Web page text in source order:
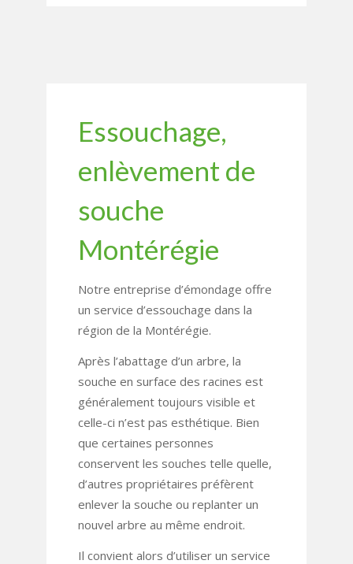
Essouchage,
enlèvement de
souche
Montérégie
Notre entreprise d’émondage offre
un service d’essouchage dans la
région de la Montérégie.
Après l’abattage d’un arbre, la
souche en surface des racines est
généralement toujours visible et
celle-ci n’est pas esthétique. Bien
que certaines personnes
conservent les souches telle quelle,
d’autres propriétaires préfèrent
enlever la souche ou replanter un
nouvel arbre au même endroit.
Il convient alors d’utiliser un service